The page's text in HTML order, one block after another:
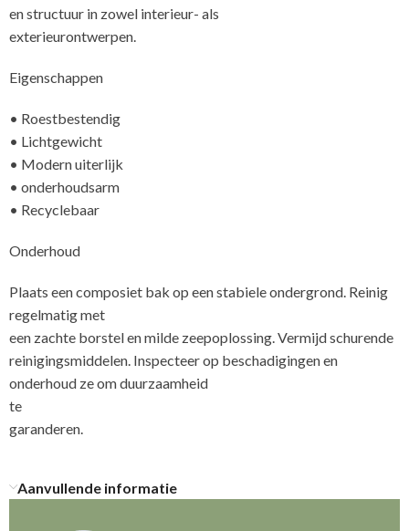
en structuur in zowel interieur- als
Eigenschappen
• Roestbestendig
• Lichtgewicht
• Modern uiterlijk
• onderhoudsarm
• Recyclebaar
Onderhoud
Plaats een composiet bak op een stabiele ondergrond. Reinig
regelmatig met
een zachte borstel en milde zeepoplossing. Vermijd schurende
reinigingsmiddelen. Inspecteer op beschadigingen en
onderhoud ze om duurzaamheid
te
Aanvullende informatie